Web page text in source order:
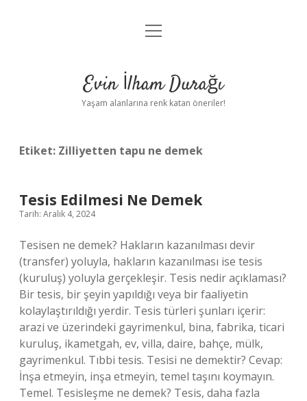
Anasayfa
Yasal Uyarı
menüyü
Evin İlham Durağı
Yaşam alanlarına renk katan öneriler!
Etiket: Zilliyetten tapu ne demek
Tesis Edilmesi Ne Demek
Tarih: Aralık 4, 2024
Tesisen ne demek? Hakların kazanılması devir
(transfer) yoluyla, hakların kazanılması ise tesis
(kuruluş) yoluyla gerçekleşir. Tesis nedir açıklaması?
Bir tesis, bir şeyin yapıldığı veya bir faaliyetin
kolaylaştırıldığı yerdir. Tesis türleri şunları içerir:
arazi ve üzerindeki gayrimenkul, bina, fabrika, ticari
kuruluş, ikametgah, ev, villa, daire, bahçe, mülk,
gayrimenkul. Tıbbi tesis. Tesisi ne demektir? Cevap:
İnşa etmeyin, inşa etmeyin, temel taşını koymayın.
Temel. Tesisleşme ne demek? Tesis, daha fazla